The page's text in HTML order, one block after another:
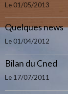
Le 01/05/2013
Quelques news
Le 01/04/2012
Bilan du Cned
Le 17/07/2011